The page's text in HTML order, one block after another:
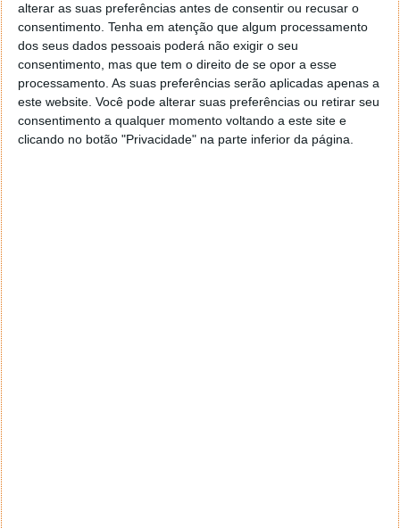
alterar as suas preferências antes de consentir ou recusar o
consentimento. Tenha em atenção que algum processamento
dos seus dados pessoais poderá não exigir o seu
consentimento, mas que tem o direito de se opor a esse
processamento. As suas preferências serão aplicadas apenas a
este website. Você pode alterar suas preferências ou retirar seu
consentimento a qualquer momento voltando a este site e
clicando no botão "Privacidade" na parte inferior da página.